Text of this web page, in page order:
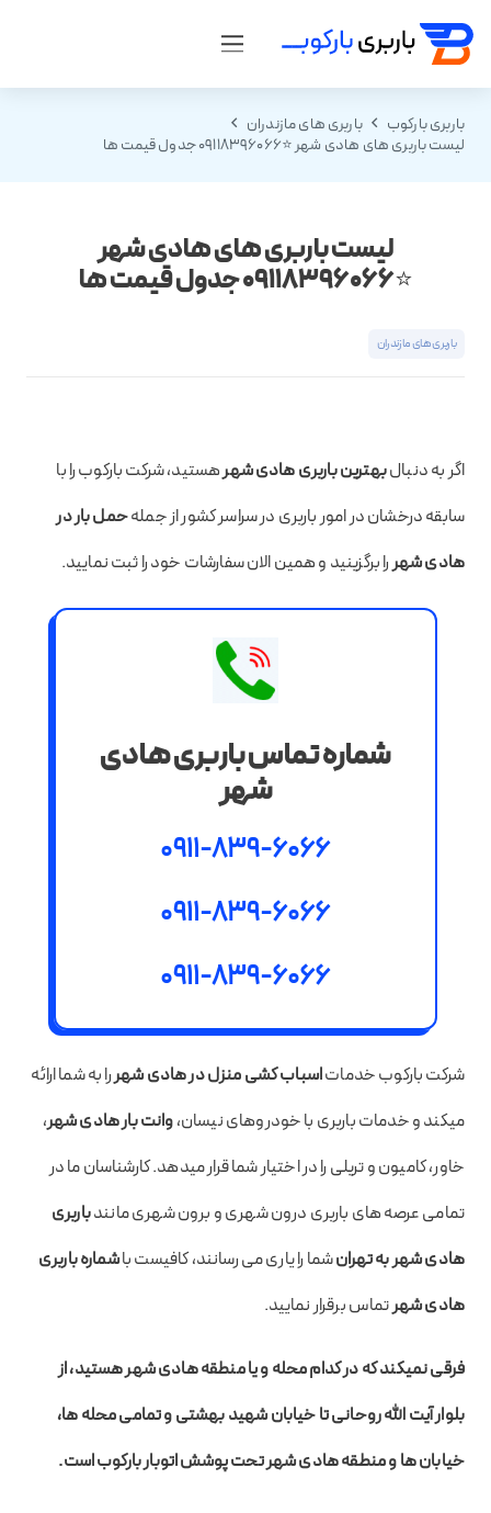
باربری بارکوب
باربری های مازندران
لیست باربری های هادی شهر ⭐️09118396066 جدول قیمت ها
لیست باربری های هادی شهر
⭐️09118396066 جدول قیمت ها
باربری های مازندران
اگر به دنبالبهترین باربری هادی شهرهستید، شرکت بارکوب را با
سابقه درخشان در امور باربری در سراسر کشور از جملهحمل بار در
هادی شهر را برگزینید و همین الان سفارشات خود را ثبت نمایید.
شماره تماس باربری هادی
شهر
0911-839-6066
0911-839-6066
0911-839-6066
شرکت بارکوب خدماتاسباب کشی منزل در هادی شهررا به شما ارائه
میکند و خدمات باربری با خودروهای نیسان،وانت بار هادی شهر،
خاور، کامیون و تریلی را در اختیار شما قرار میدهد. کارشناسان ما در
تمامی عرصه های باربری درون شهری و برون شهری مانندباربری
هادی شهر به تهرانشما را یاری می رسانند، کافیست باشماره باربری
هادی شهرتماس برقرار نمایید.
فرقی نمیکند که در کدام محله و یا منطقه هادی شهر هستید، از
بلوار آیت الله روحانی تا خیابان شهید بهشتیو تمامی محله ها،
خیابان ها و منطقه هادی شهر تحت پوشش اتوبار بارکوب است.